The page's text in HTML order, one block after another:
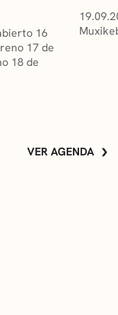
16
17 de
18 de
VER AGENDA